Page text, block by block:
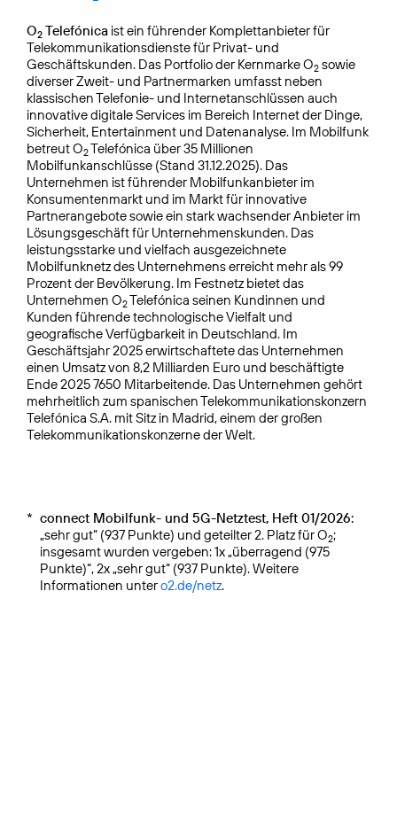
O2 Telefónica ist ein führender Komplettanbieter für
Telekommunikationsdienste für Privat- und
Geschäftskunden. Das Portfolio der Kernmarke O2 sowie
diverser Zweit- und Partnermarken umfasst neben
klassischen Telefonie- und Internetanschlüssen auch
innovative digitale Services im Bereich Internet der Dinge,
Sicherheit, Entertainment und Datenanalyse. Im Mobilfunk
betreut O2Telefónica über 35 Millionen
Mobilfunkanschlüsse (Stand 31.12.2025). Das
Unternehmen ist führender Mobilfunkanbieter im
Konsumentenmarkt und im Markt für innovative
Partnerangebote sowie ein stark wachsender Anbieter im
Lösungsgeschäft für Unternehmenskunden. Das
leistungsstarke und vielfach ausgezeichnete
Mobilfunknetz des Unternehmens erreicht mehr als 99
Prozent der Bevölkerung. Im Festnetz bietet das
Unternehmen O2Telefónica seinen Kundinnen und
Kunden führende technologische Vielfalt und
geografische Verfügbarkeit in Deutschland. Im
Geschäftsjahr 2025 erwirtschaftete das Unternehmen
einen Umsatz von 8,2 Milliarden Euro und beschäftigte
Ende 2025 7650 Mitarbeitende. Das Unternehmen gehört
mehrheitlich zum spanischen Telekommuni­kationskonzern
Telefónica S.A. mit Sitz in Madrid, einem der großen
Telekommunikationskonzerne der Welt.
* connect Mobilfunk- und 5G-Netztest, Heft 01/2026:
„sehr gut“ (937 Punkte) und geteilter 2. Platz für O2;
insgesamt wurden vergeben: 1x „überragend (975
Punkte)“, 2x „sehr gut“ (937 Punkte). Weitere
Informationen untero2.de/netz.